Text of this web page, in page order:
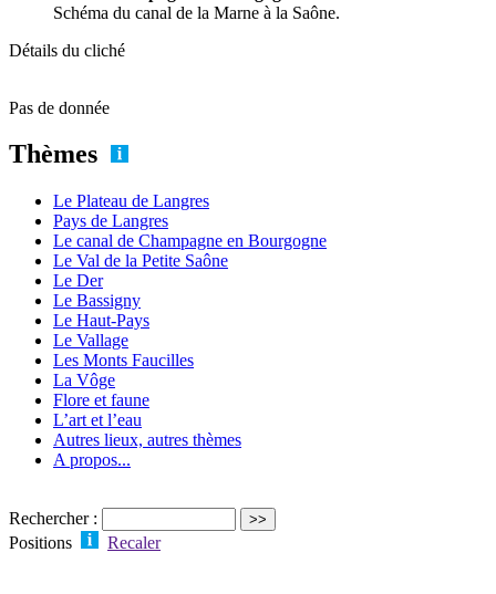
Schéma du canal de la Marne à la Saône.
Détails du cliché
Pas de donnée
Thèmes
Le Plateau de Langres
Pays de Langres
Le canal de Champagne en Bourgogne
Le Val de la Petite Saône
Le Der
Le Bassigny
Le Haut-Pays
Le Vallage
Les Monts Faucilles
La Vôge
Flore et faune
L’art et l’eau
Autres lieux, autres thèmes
A propos...
Rechercher :
Positions
Recaler